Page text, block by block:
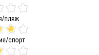
пляж
спорт